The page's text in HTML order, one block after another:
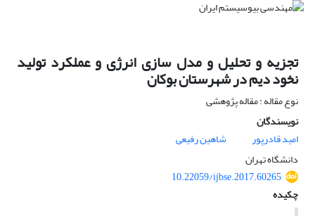
تجزیه و تحلیل و مدل سازی انرژی و عملکرد تولید
نخود دیم در شهرستان بوکان
نوع مقاله : مقاله پژوهشی
نویسندگان
امید قادرپور
شاهین رفیعی
دانشگاه تهران
10.22059/ijbse.2017.60265
چکیده